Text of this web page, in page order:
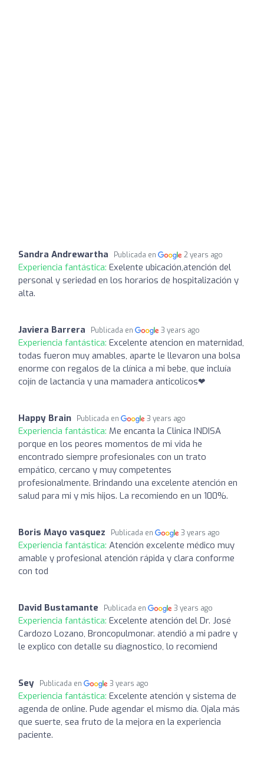
Sandra Andrewartha Publicada en 2 years ago
Experiencia fantástica: Exelente ubicación,atención del
personal y seriedad en los horarios de hospitalización y
alta.
Javiera Barrera Publicada en 3 years ago
Experiencia fantástica: Excelente atencion en maternidad,
todas fueron muy amables, aparte le llevaron una bolsa
enorme con regalos de la clínica a mi bebe, que incluía
cojín de lactancia y una mamadera anticolicos❤
Happy Brain Publicada en 3 years ago
Experiencia fantástica: Me encanta la Clinica INDISA
porque en los peores momentos de mi vida he
encontrado siempre profesionales con un trato
empático, cercano y muy competentes
profesionalmente. Brindando una excelente atención en
salud para mi y mis hijos. La recomiendo en un 100%.
Boris Mayo vasquez Publicada en 3 years ago
Experiencia fantástica: Atención excelente médico muy
amable y profesional atención rápida y clara conforme
con tod
David Bustamante Publicada en 3 years ago
Experiencia fantástica: Excelente atención del Dr. José
Cardozo Lozano, Broncopulmonar. atendió a mi padre y
le explico con detalle su diagnostico, lo recomiend
Sey Publicada en 3 years ago
Experiencia fantástica: Excelente atención y sistema de
agenda de online. Pude agendar el mismo día. Ojala más
que suerte, sea fruto de la mejora en la experiencia
paciente.